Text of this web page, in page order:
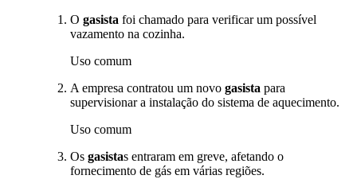
O gasista foi chamado para verificar um possível
vazamento na cozinha.
Uso comum
A empresa contratou um novo gasista para
supervisionar a instalação do sistema de aquecimento.
Uso comum
Os gasistas entraram em greve, afetando o
fornecimento de gás em várias regiões.